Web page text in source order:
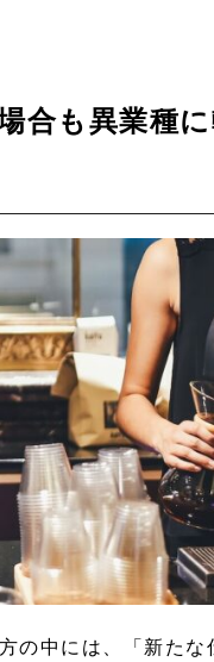
合も異業種
の中には、「新た